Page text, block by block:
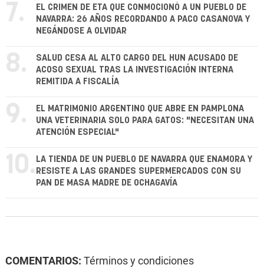
7.
EL CRIMEN DE ETA QUE CONMOCIONÓ A UN PUEBLO DE
NAVARRA: 26 AÑOS RECORDANDO A PACO CASANOVA Y
NEGÁNDOSE A OLVIDAR
8.
SALUD CESA AL ALTO CARGO DEL HUN ACUSADO DE
ACOSO SEXUAL TRAS LA INVESTIGACIÓN INTERNA
REMITIDA A FISCALÍA
9.
EL MATRIMONIO ARGENTINO QUE ABRE EN PAMPLONA
UNA VETERINARIA SOLO PARA GATOS: "NECESITAN UNA
ATENCIÓN ESPECIAL"
10. LA TIENDA DE UN PUEBLO DE NAVARRA QUE ENAMORA Y
RESISTE A LAS GRANDES SUPERMERCADOS CON SU
PAN DE MASA MADRE DE OCHAGAVÍA
COMENTARIOS: Términos y condiciones